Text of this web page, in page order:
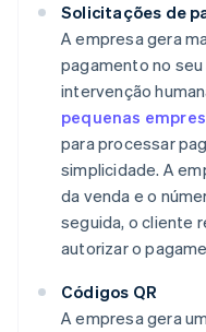
Solicitações de
A empresa gera
pagamento no
intervenção
pequenas
para processar
simplicidade. A
da venda e o
seguida, o cliente
autorizar o
Códigos QR
A empresa gera um